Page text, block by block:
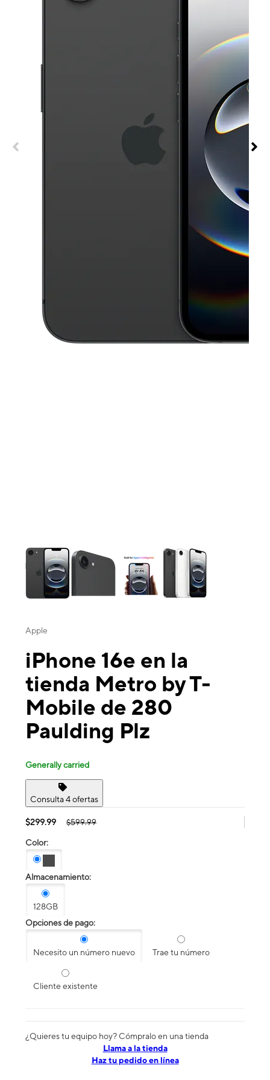
Apple
iPhone 16e en la
tienda Metro by T-
Mobile de 280
Paulding Plz
Generally carried
Consulta 4 ofertas
$299.99 $599.99
Color:
Almacenamiento:
128GB
Opciones de pago:
Necesito un número nuevo Trae tu número
Cliente existente
¿Quieres tu equipo hoy? Cómpralo en una tienda
​​​​​​​Llama a la tienda
Haz tu pedido en línea